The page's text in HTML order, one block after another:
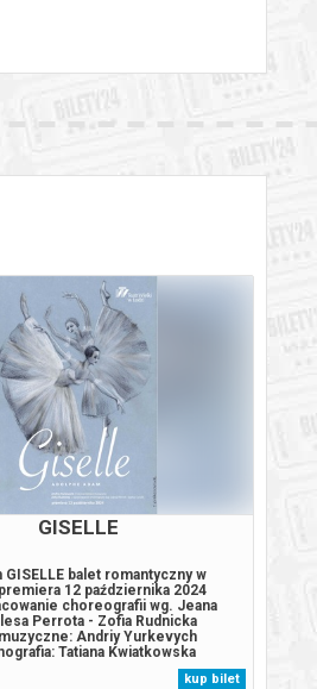
GISELLE
balet romantyczny w
12 października 2024
choreografii wg. Jeana
Perrota - Zofia Rudnicka
Andriy Yurkevych
Tatiana Kwiatkowska
Maciej Igielski praca z solistami
Smukała „Giselle” to najbardziej
kup bilet